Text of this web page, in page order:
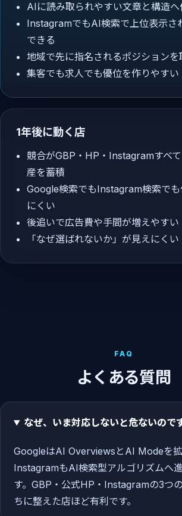
AIに読み取られやすい文章と構造へ
InstagramでもAI検索で上位表示さ
できる
地域で先に指名されるポジションを
集客でも求人でも優位を作りやすい
1年後に動く店
競合がGBP・HP・Instagramすべ
産を蓄積
Google検索でもInstagram検索でも
にくい
後追いで広告費や手間が増えやすい
「なぜ選ばれないか」が見えにくい
FAQ
よくある質問
なぜ、いま対応しないと危ないので
GoogleはAI OverviewsとAI Modeを拡
InstagramもAI検索型アルゴリズムへ
す。GBP・公式HP・Instagramの3つ
ちに整えた店ほど有利です。